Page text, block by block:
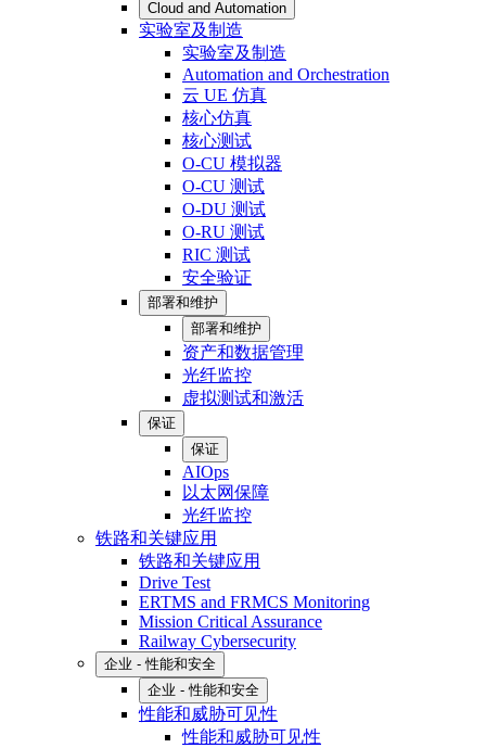
Cloud and Automation
实验室及制造
实验室及制造
Automation and Orchestration
云 UE 仿真
核心仿真
核心测试
O-CU 模拟器
O-CU 测试
O-DU 测试
O-RU 测试
RIC 测试
安全验证
部署和维护
部署和维护
资产和数据管理
光纤监控
虚拟测试和激活
保证
保证
AIOps
以太网保障
光纤监控
铁路和关键应用
铁路和关键应用
Drive Test
ERTMS and FRMCS Monitoring
Mission Critical Assurance
Railway Cybersecurity
企业 - 性能和安全
企业 - 性能和安全
性能和威胁可见性
性能和威胁可见性